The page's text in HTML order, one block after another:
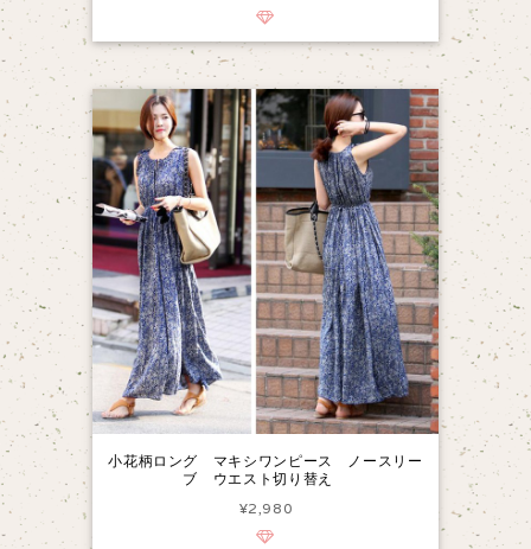
小花柄ロング マキシワンピース ノースリー
ブ ウエスト切り替え
¥2,980